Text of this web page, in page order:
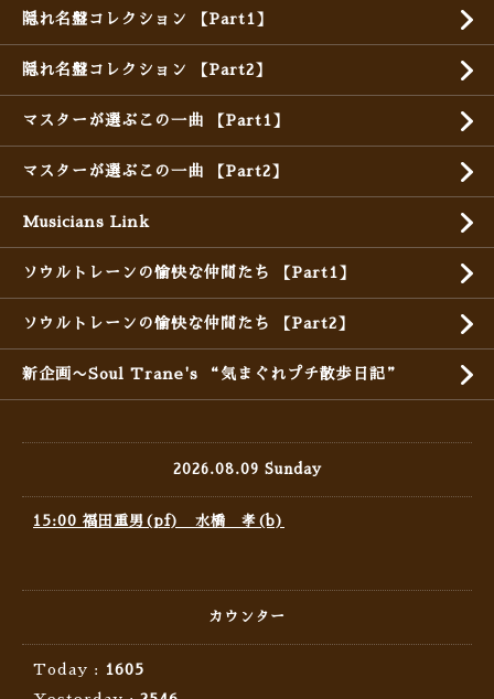
隠れ名盤コレクション 【Part1】
隠れ名盤コレクション 【Part2】
マスターが選ぶこの一曲 【Part1】
マスターが選ぶこの一曲 【Part2】
Musicians Link
ソウルトレーンの愉快な仲間たち 【Part1】
ソウルトレーンの愉快な仲間たち 【Part2】
新企画〜Soul Trane's “気まぐれプチ散歩日記”
2026.08.09 Sunday
15:00 福田重男(pf) 水橋 孝(b)
カウンター
Today :
1605